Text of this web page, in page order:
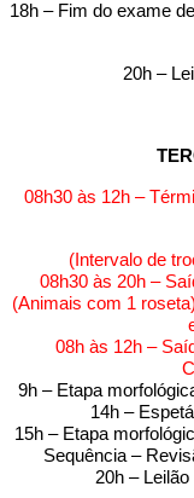
18h – Fim do exame
20h –
08h30 às 12h –
(Intervalo de
08h30 às 20h –
(Animais com 1
08h às 12h –
9h – Etapa
14h –
15h – Etapa
Sequência –
20h –